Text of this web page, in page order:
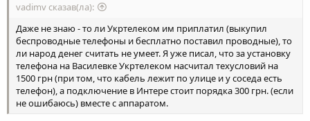
vadimv сказав(ла):
Даже не знаю - то ли Укртелеком им приплатил (выкупил
беспроводные телефоны и бесплатно поставил проводные), то
ли народ денег считать не умеет. Я уже писал, что за установку
телефона на Василевке Укртелеком насчитал техусловий на
1500 грн (при том, что кабель лежит по улице и у соседа есть
телефон), а подключение в Интере стоит порядка 300 грн. (если
не ошибаюсь) вместе с аппаратом.